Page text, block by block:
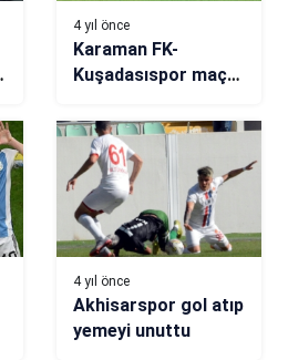
4 yıl önce
Karaman FK-
Kuşadasıspor maç
4 yıl önce
Akhisarspor gol atıp
yemeyi unuttu